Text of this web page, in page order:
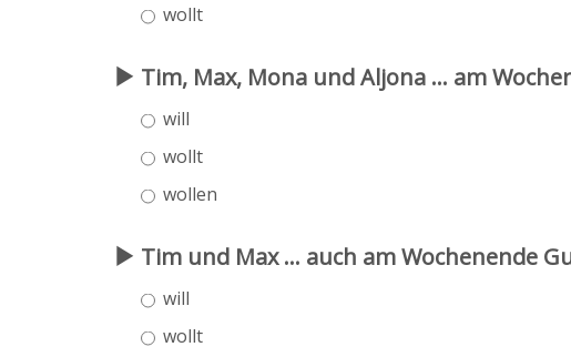
wollt
Tim, Max, Mona und Aljona ... am
will
wollt
wollen
Tim und Max ... auch am Wochenende
will
wollt